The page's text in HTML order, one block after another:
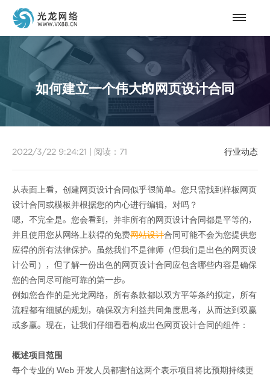
如何建立一个伟大的网页设计合同
行业动态
2022/3/22 9:24:21 阅读： 71
从表面上看，创建网页设计合同似乎很简单。您只需找到样板网页
设计合同或模板并根据您的内心进行编辑，对吗？
嗯，不完全是。您会看到，并非所有的网页设计合同都是平等的，
并且使用您从网络上获得的免费网站设计合同可能不会为您提供您
应得的所有法律保护。虽然我们不是律师（但我们是出色的网页设
计公司），但了解一份出色的网页设计合同应包含哪些内容是确保
您的合同尽可能可靠的第一步。
例如您合作的是光龙网络，所有条款都以双方平等条约拟定，所有
流程都有细腻的规划，确保双方利益共同角度思考，从而达到双赢
或多赢。现在，让我们仔细看看构成出色网页设计合同的组件：
概述项目范围
每个专业的 Web 开发人员都害怕这两个表示项目将比预期持续更